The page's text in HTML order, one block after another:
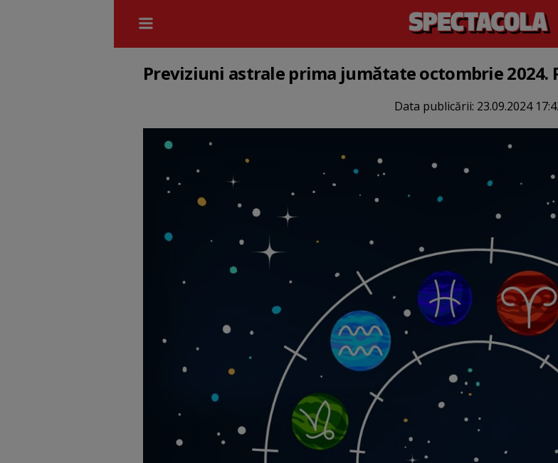
Previziuni astrale prima jumătate octombrie
Data publicării: 23.09.2024